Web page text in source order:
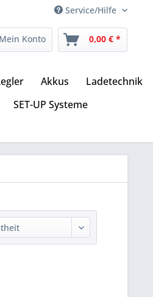
Service/Hilfe
Mein Konto 0,00 € *
Akkus
Ladetechnik
SET-UP Systeme